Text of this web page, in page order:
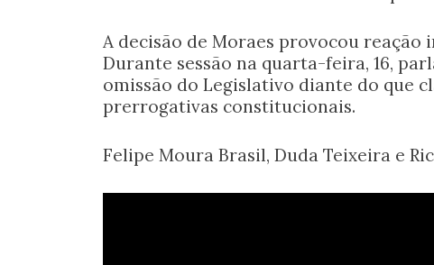
A decisão de Moraes provocou reação
Durante sessão na quarta-feira, 16,
omissão do Legislativo diante do que
prerrogativas constitucionais.
Felipe Moura Brasil, Duda Teixeira e